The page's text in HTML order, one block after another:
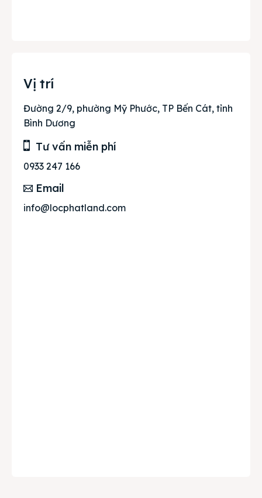
Vị trí
Đường 2/9, phường Mỹ Phước, TP Bến Cát, tỉnh
Bình Dương
Tư vấn miễn phí
0933 247 166
Email
info@locphatland.com